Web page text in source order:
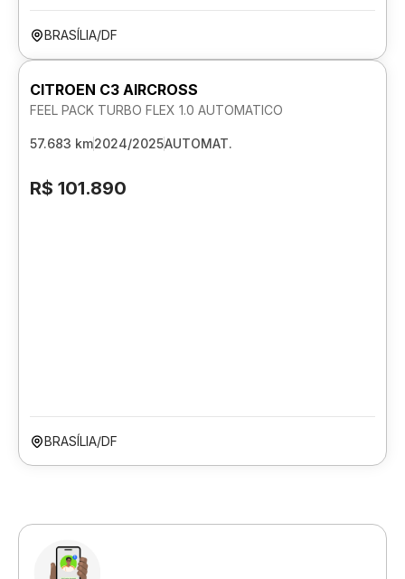
BRASÍLIA/DF
CITROEN C3 AIRCROSS
FEEL PACK TURBO FLEX 1.0 AUTOMATICO
57.683 km2024/2025AUTOMAT.
R$ 101.890
BRASÍLIA/DF